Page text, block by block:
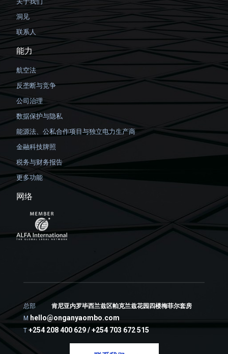
洞见
联系人
能力
航空法
反垄断与竞争
公司治理
数据保护与隐私
能源法、公私合作项目与独立电力生产商
金融科技牌照
税务与财务报告
更多功能
网络
总部
肯尼亚内罗毕西兰兹区帕克兰兹花园四楼梅菲尔套房
M hello@onganyaombo.com
T +254 208 400 629 / +254 703 672 515